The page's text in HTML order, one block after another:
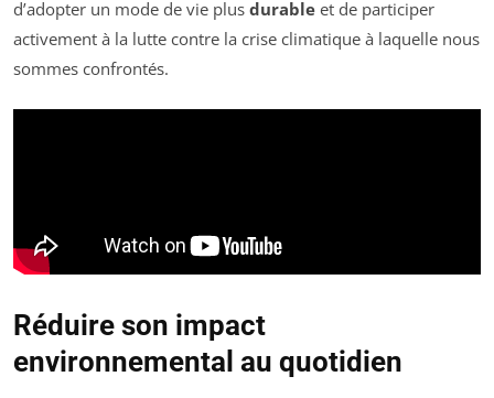
d’adopter un mode de vie plus durable et de participer
activement à la lutte contre la crise climatique à laquelle nous
sommes confrontés.
Réduire son impact
environnemental au quotidien